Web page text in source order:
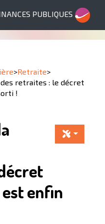
PUBLIQUES
>Retraite>
retraites : le décret
!
enfin